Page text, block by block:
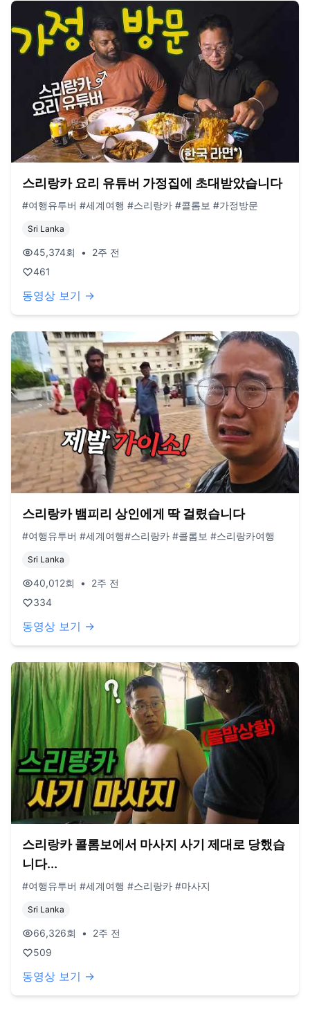
스리랑카 요리 유튜버 가정집에 초대받았습니다
#여행유투버 #세계여행 #스리랑카 #콜롬보 #가정방문
Sri Lanka
45,374회 •
2주 전
461
동영상 보기 →
스리랑카 뱀피리 상인에게 딱 걸렸습니다
#여행유투버 #세계여행#스리랑카 #콜롬보 #스리랑카여행
Sri Lanka
40,012회 •
2주 전
334
동영상 보기 →
스리랑카 콜롬보에서 마사지 사기 제대로 당했습
니다...
#여행유투버 #세계여행 #스리랑카 #마사지
Sri Lanka
66,326회 •
2주 전
509
동영상 보기 →